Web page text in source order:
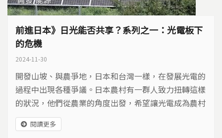
前進日本》日光能否共享？系列之一：光電板下
的危機
2024-11-30
開發山坡、與農爭地，日本和台灣一樣，在發展光電的
過程中出現各種爭議。日本農村有一群人致力扭轉這樣
的狀況，他們從農業的角度出發，希望讓光電成為農村
振興的契機。日本有四千多個農電共生農場，分布在千
葉縣、福島縣、神奈川等地，農電共生必須有哪些前
閱讀更多